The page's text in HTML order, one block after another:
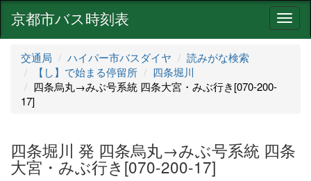
ナ
ビ
京都市バス時刻表
交通局 ハイパー市バスダイヤ
読みがな検索
【し】で始まる停留所
四条堀川
四条烏丸→みぶ号系統 四条大宮・みぶ行き[070-200-
17]
四条堀川 発 四条烏丸→みぶ号系統 四条
大宮・みぶ行き[070-200-17]